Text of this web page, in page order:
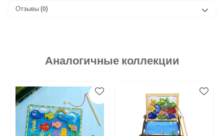
Отзывы(0)
Аналогичные коллекции